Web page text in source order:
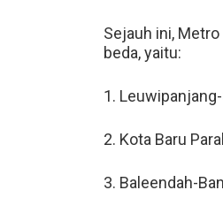
Sejauh ini,
beda, yaitu:
1.
2. Kota Baru
3. Baleendah-